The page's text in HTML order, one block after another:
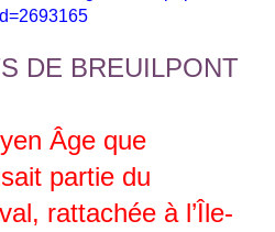
Âge que
partie du
rattachée à l’Île-